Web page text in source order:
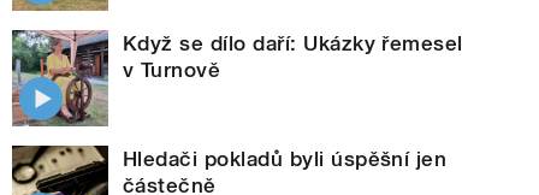
Když se dílo daří: Ukázky řemesel
v Turnově
Hledači pokladů byli úspěšní jen
částečně